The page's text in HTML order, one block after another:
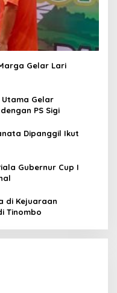
Gelar Lari
Utama Gelar
PS Sigi
Dipanggil Ikut
Gubernur Cup I
di Kejuaraan
Tinombo